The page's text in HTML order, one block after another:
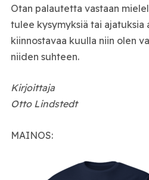
Otan palautetta vastaan
tulee kysymyksiä tai ajatuksia
kiinnostavaa kuulla niin olen
niiden suhteen.
Kirjoittaja
Otto Lindstedt
MAINOS: